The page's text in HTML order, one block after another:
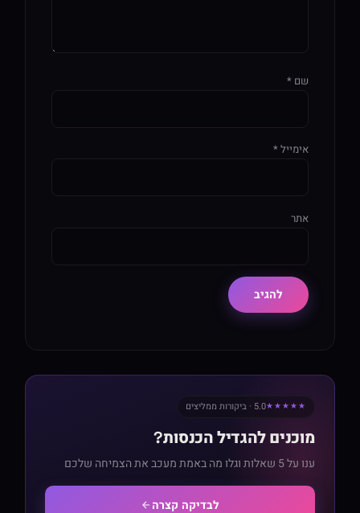
שם*
אימייל*
אתר
★★★★★5.0 · ביקורות ממליצים
מוכנים להגדיל הכנסות?
ענו על 5 שאלות וגלו מה באמת מעכב את הצמיחה שלכם
לבדיקה קצרה